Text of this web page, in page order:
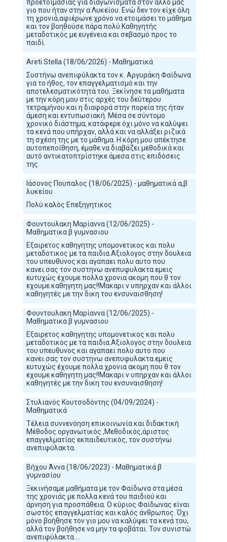
προετοιμασίας για διαγωνίσματα στον άλλο μας
γιο που ήταν στην α Λυκείου. Ενώ δεν τον είχε όλη
τη χρονιά,αφιέρωνε χρόνο να ετοιμάσει το μάθημα
και τον βοηθούσε πάρα πολύ.Καθηγητής
μεταδοτικός με ευγένεια και σεβασμό προς το
παιδί.
Areti Stella (18/06/2026) - Μαθηματικά
Συστήνω ανεπιφύλακτα τον κ. Αργυράκη Φαίδωνα
για το ήθος, τον επαγγελματισμό και την
αποτελεσματικότητά του. Ξεκίνησε τα μαθήματα
με την κόρη μου στις αρχές του δεύτερου
τετραμήνου και η διαφορά στην πορεία της ήταν
άμεση και εντυπωσιακή. ​Μέσα σε σύντομο
χρονικό διάστημα, κατάφερε όχι μόνο να καλύψει
τα κενά που υπήρχαν, αλλά και να αλλάξει ριζικά
τη σχέση της με το μάθημα. Η κόρη μου απέκτησε
αυτοπεποίθηση, έμαθε να διαβάζει μεθοδικά και
αυτό αντικατοπτρίστηκε άμεσα στις επιδόσεις
της.
Ιάσονος Πουπαλος (18/06/2025) - μαθηματικά α,β
λυκείου
Πολύ καλός Επεξηγητικος
Φουντουλακη Μαρίαννα (12/06/2025) -
Μαθηματικα β γυμνασιου
Εξαιρετος καθηγητης υπομονετικος και πολυ
μεταδοτικος με τα παιδια.Αξιολογος στην δουλεια
του υπευθυνος και αγαπαει πολυ αυτο που
κανει.σας τον συστηνω ανεπυφυλακτα.εμεις
ευτυχώς έχουμε πολλα χρονια ακομη που θ τον
εχουμε καθηγητη μας!!Μακαρι ν υπηρχαν και άλλοι
καθηγητές με την δικη του ενσυναισθηση!
Φουντουλακη Μαρίαννα (12/06/2025) -
Μαθηματικα β γυμνασιου
Εξαιρετος καθηγητης υπομονετικος και πολυ
μεταδοτικος με τα παιδια.Αξιολογος στην δουλεια
του υπευθυνος και αγαπαει πολυ αυτο που
κανει.σας τον συστηνω ανεπυφυλακτα.εμεις
ευτυχώς έχουμε πολλα χρονια ακομη που θ τον
εχουμε καθηγητη μας!!Μακαρι ν υπηρχαν και άλλοι
καθηγητές με την δικη του ενσυναισθηση!
Στυλιανός Κουτσοδόντης (04/09/2024) -
Μαθηματικά
Τέλεια συννενόηση επικοινωνία και διδακτική
Μέθοδος.οργανωτικός ,Μεθοδικός,άριστος
επαγγελματίας εκπαιδευτικός, τον συστήνω
ανεπιφύλακτα.
Βήχου Άννα (18/06/2023) - Μαθηματικά β
γυμνασίου
Ξεκινήσαμε μαθήματα με τον Φαίδωνα στα μέσα
της χρονιάς με πολλα κενά του παιδιού και
άρνηση για προσπάθεια. Ο κύριος Φαίδωνας είναι
σωστός επαγγελματίας και καλός άνθρωπος. Όχι
μόνο βοήθησε τον γιο μου να καλύψει τα κενά του,
αλλά τον βοήθησε να μην τα φοβάται. Τον συνιστώ
ανεπιφύλακτα....